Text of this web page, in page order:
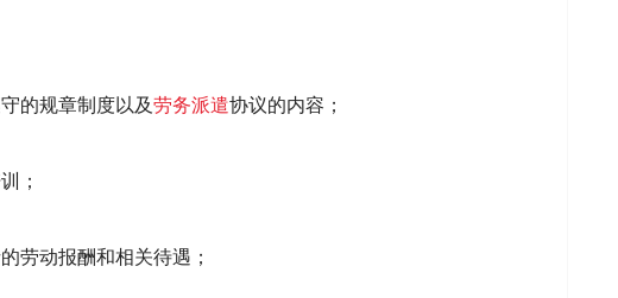
的规章制度以及劳务派遣协议的内容；
；
劳动报酬和相关待遇；